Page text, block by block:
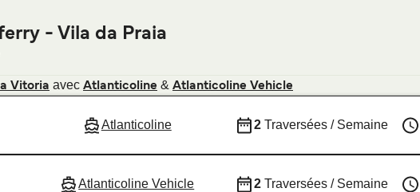
ferry - Vila da Praia
Vitoria avec Atlanticoline & Atlanticoline Vehicle
Atlanticoline 2Traversées / Semaine
Atlanticoline Vehicle 2Traversées / Semaine